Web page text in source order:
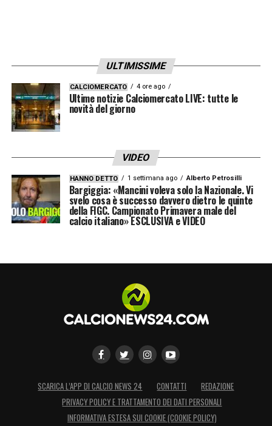
ULTIMISSIME
CALCIOMERCATO 4 ore ago
Ultime notizie Calciomercato LIVE: tutte le
novità del giorno
VIDEO
HANNO DETTO 1 settimana ago Alberto Petrosilli
Bargiggia: «Mancini voleva solo la Nazionale. Vi
svelo cosa è successo davvero dietro le quinte
della FIGC. Campionato Primavera male del
calcio italiano» ESCLUSIVA e VIDEO
SCARICA L’APP DI CALCIO NEWS 24 CONTATTI
REDAZIONE
PRIVACY POLICY E TRATTAMENTO DEI DATI PERSONALI
INFORMATIVA ESTESA SUI COOKIE (COOKIE POLICY)